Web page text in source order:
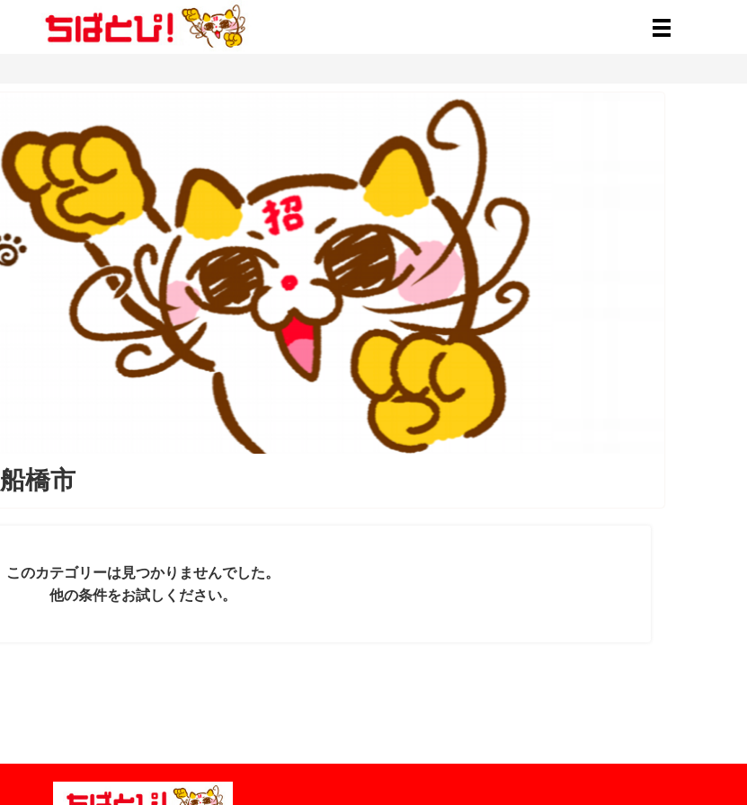
船橋市
このカテゴリーは見つかりませんでした。
他の条件をお試しください。